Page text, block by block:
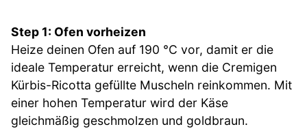
Step 1: Ofen vorheizen
Heize deinen Ofen auf 190 °C vor, damit er die
ideale Temperatur erreicht, wenn die Cremigen
Kürbis-Ricotta gefüllte Muscheln reinkommen. Mit
einer hohen Temperatur wird der Käse
gleichmäßig geschmolzen und goldbraun.